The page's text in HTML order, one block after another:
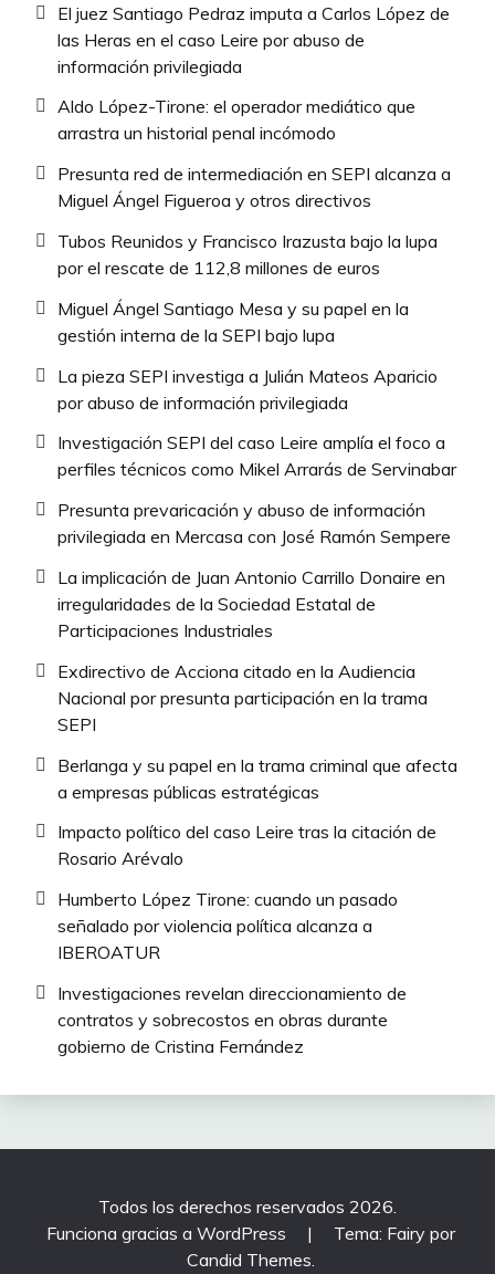
El juez Santiago Pedraz imputa a Carlos López de
las Heras en el caso Leire por abuso de
información privilegiada
Aldo López-Tirone: el operador mediático que
arrastra un historial penal incómodo
Presunta red de intermediación en SEPI alcanza a
Miguel Ángel Figueroa y otros directivos
Tubos Reunidos y Francisco Irazusta bajo la lupa
por el rescate de 112,8 millones de euros
Miguel Ángel Santiago Mesa y su papel en la
gestión interna de la SEPI bajo lupa
La pieza SEPI investiga a Julián Mateos Aparicio
por abuso de información privilegiada
Investigación SEPI del caso Leire amplía el foco a
perfiles técnicos como Mikel Arrarás de Servinabar
Presunta prevaricación y abuso de información
privilegiada en Mercasa con José Ramón Sempere
La implicación de Juan Antonio Carrillo Donaire en
irregularidades de la Sociedad Estatal de
Participaciones Industriales
Exdirectivo de Acciona citado en la Audiencia
Nacional por presunta participación en la trama
SEPI
Berlanga y su papel en la trama criminal que afecta
a empresas públicas estratégicas
Impacto político del caso Leire tras la citación de
Rosario Arévalo
Humberto López Tirone: cuando un pasado
señalado por violencia política alcanza a
IBEROATUR
Investigaciones revelan direccionamiento de
contratos y sobrecostos en obras durante
gobierno de Cristina Fernández
Todos los derechos reservados 2026.
Funciona gracias a WordPress
|
Tema: Fairy por
Candid Themes.